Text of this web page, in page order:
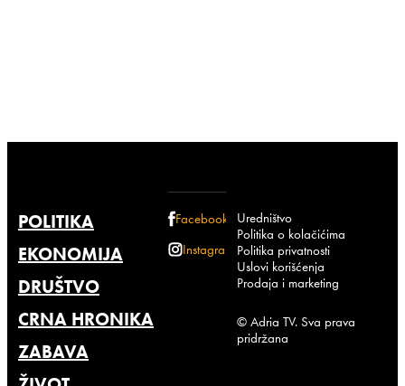
POLITIKA
EKONOMIJA
DRUŠTVO
CRNA HRONIKA
ZABAVA
Facebook
Instagram
Uredništvo
Politika o kolačićima
Politika privatnosti
Uslovi korišćenja
Prodaja i marketing
© Adria TV. Sva prava
pridržana